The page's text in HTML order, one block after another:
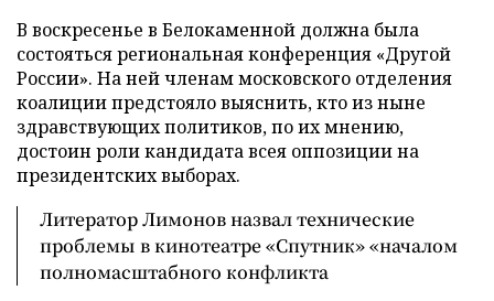
В воскресенье в Белокаменной должна была
состояться региональная конференция «Другой
России». На ней членам московского отделения
коалиции предстояло выяснить, кто из ныне
здравствующих политиков, по их мнению,
достоин роли кандидата всея оппозиции на
президентских выборах.
Литератор Лимонов назвал технические
проблемы в кинотеатре «Спутник» «началом
полномасштабного конфликта